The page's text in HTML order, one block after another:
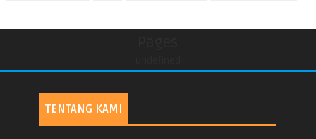
TENTANG KAMI